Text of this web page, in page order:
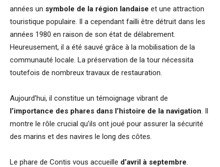
années un symbole de la région landaise et une attraction
touristique populaire. Il a cependant failli être détruit dans les
années 1980 en raison de son état de délabrement.
Heureusement, il a été sauvé grâce à la mobilisation de la
communauté locale. La préservation de la tour nécessita
toutefois de nombreux travaux de restauration.
Aujourd’hui, il constitue un témoignage vibrant de
l’importance des phares dans l’histoire de la navigation . Il
montre le rôle crucial qu’ils ont joué pour assurer la sécurité
des marins et des navires le long des côtes.
Le phare de Contis vous accueille d’avril à septembre